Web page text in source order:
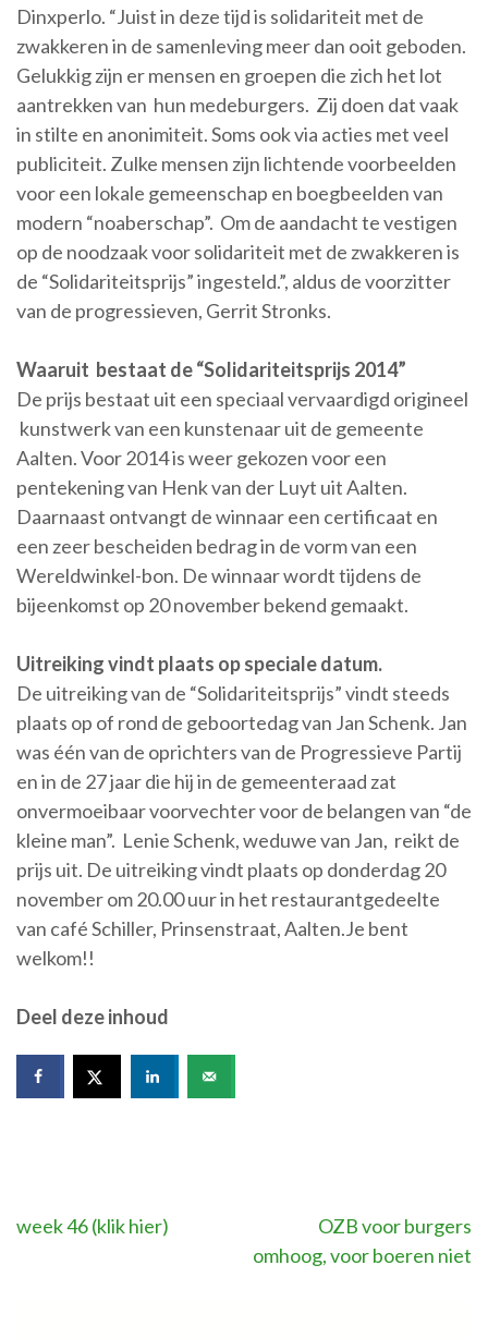
Dinxperlo. “Juist in deze tijd is solidariteit met de
zwakkeren in de samenleving meer dan ooit geboden.
Gelukkig zijn er mensen en groepen die zich het lot
aantrekken van hun medeburgers. Zij doen dat vaak
in stilte en anonimiteit. Soms ook via acties met veel
publiciteit. Zulke mensen zijn lichtende voorbeelden
voor een lokale gemeenschap en boegbeelden van
modern “noaberschap”. Om de aandacht te vestigen
op de noodzaak voor solidariteit met de zwakkeren is
de “Solidariteitsprijs” ingesteld.”, aldus de voorzitter
van de progressieven, Gerrit Stronks.
Waaruit bestaat de “Solidariteitsprijs 2014”
De prijs bestaat uit een speciaal vervaardigd origineel
kunstwerk van een kunstenaar uit de gemeente
Aalten. Voor 2014 is weer gekozen voor een
pentekening van Henk van der Luyt uit Aalten.
Daarnaast ontvangt de winnaar een certificaat en
een zeer bescheiden bedrag in de vorm van een
Wereldwinkel-bon. De winnaar wordt tijdens de
bijeenkomst op 20 november bekend gemaakt.
Uitreiking vindt plaats op speciale datum.
De uitreiking van de “Solidariteitsprijs” vindt steeds
plaats op of rond de geboortedag van Jan Schenk. Jan
was één van de oprichters van de Progressieve Partij
en in de 27 jaar die hij in de gemeenteraad zat
onvermoeibaar voorvechter voor de belangen van “de
kleine man”. Lenie Schenk, weduwe van Jan, reikt de
prijs uit. De uitreiking vindt plaats op donderdag 20
november om 20.00 uur in het restaurantgedeelte
van café Schiller, Prinsenstraat, Aalten.Je bent
welkom!!
Deel deze inhoud
Bericht
week 46 (klik hier)
OZB voor burgers
omhoog, voor boeren niet